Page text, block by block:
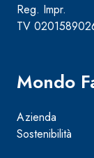
Reg. Impr.
TV
Mondo
Azienda
Sostenibilità